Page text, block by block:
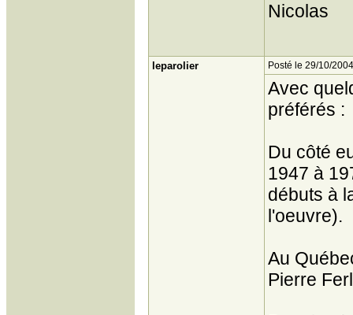
Nicolas
leparolier Posté le 29/10/
Avec
préférés :
Du côté
1947 à
débuts à
l'oeuvre).
Au
Pierre